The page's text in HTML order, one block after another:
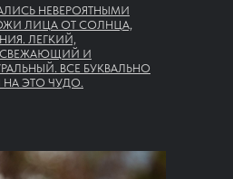
НЕВЕРОЯТНЫМИ
ЛИЦА ОТ СОЛНЦА,
ЛЕГКИЙ,
И
ВСЕ БУКВАЛЬНО
ЭТО ЧУДО.